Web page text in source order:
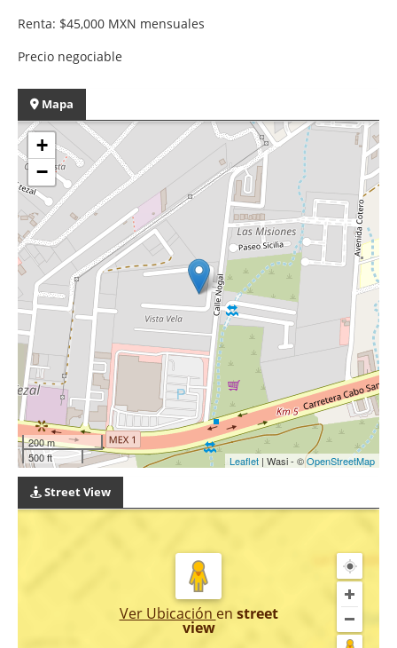
Renta: $45,000 MXN mensuales
Precio negociable
Mapa
+
−
200 m
500 ft
Leaflet | Wasi - ©OpenStreetMap
Street View
Ver Ubicación en street
view